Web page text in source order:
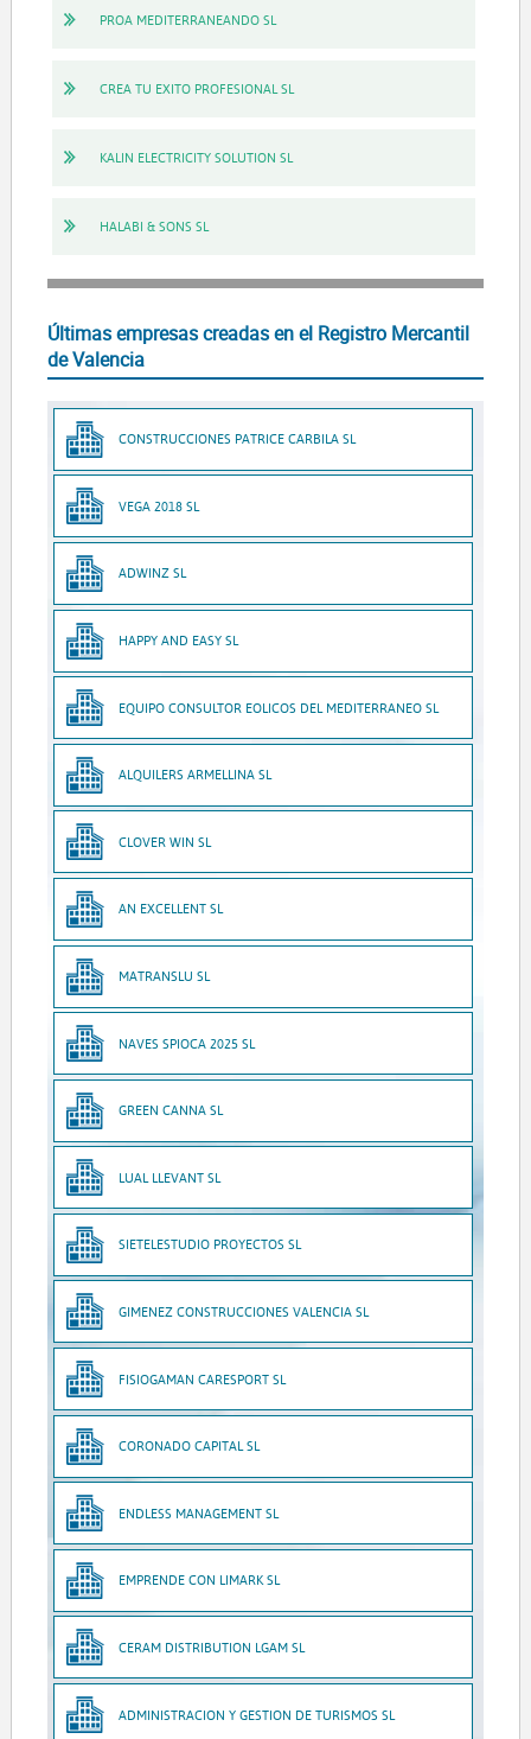
PROA MEDITERRANEANDO SL
CREA TU EXITO PROFESIONAL SL
KALIN ELECTRICITY SOLUTION SL
HALABI & SONS SL
Últimas empresas creadas en el Registro Mercantil
de Valencia
CONSTRUCCIONES PATRICE CARBILA SL
VEGA 2018 SL
ADWINZ SL
HAPPY AND EASY SL
EQUIPO CONSULTOR EOLICOS DEL MEDITERRANEO SL
ALQUILERS ARMELLINA SL
CLOVER WIN SL
AN EXCELLENT SL
MATRANSLU SL
NAVES SPIOCA 2025 SL
GREEN CANNA SL
LUAL LLEVANT SL
SIETELESTUDIO PROYECTOS SL
GIMENEZ CONSTRUCCIONES VALENCIA SL
FISIOGAMAN CARESPORT SL
CORONADO CAPITAL SL
ENDLESS MANAGEMENT SL
EMPRENDE CON LIMARK SL
CERAM DISTRIBUTION LGAM SL
ADMINISTRACION Y GESTION DE TURISMOS SL